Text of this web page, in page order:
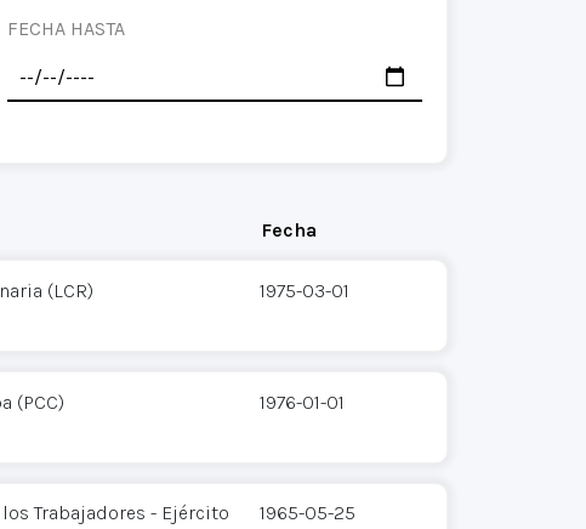
FECHA HASTA
Fecha
(LCR) 1975-03-01
(PCC) 1976-01-01
Trabajadores - Ejército
1965-05-25